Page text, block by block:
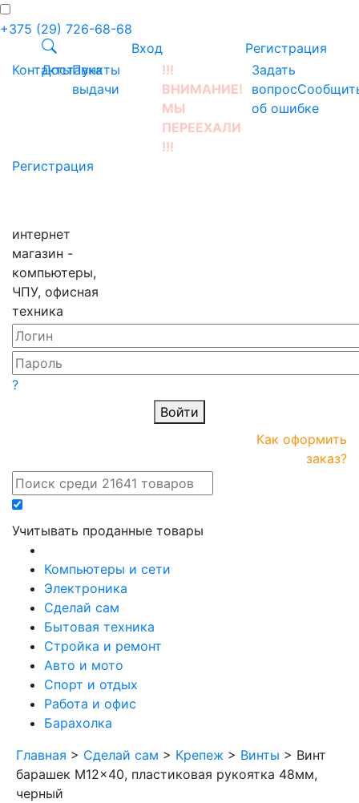
+375 (29) 726-68-68
Вход
Регистрация
КонтактыДоставка
Пункты
выдачи
!!!
ВНИМАНИЕ!
МЫ
ПЕРЕЕХАЛИ
!!!
Задать
вопрос
об ошибке
Регистрация
интернет
магазин -
компьютеры,
ЧПУ, офисная
техника
Как оформить
заказ?
Учитывать проданные товары
?
Войти
Компьютеры и сети
Электроника
Сделай сам
Бытовая техника
Стройка и ремонт
Авто и мото
Спорт и отдых
Работа и офис
Барахолка
Главная > Сделай сам > Крепеж > Винты > Винт
барашек M12x40, пластиковая рукоятка 48мм,
черный